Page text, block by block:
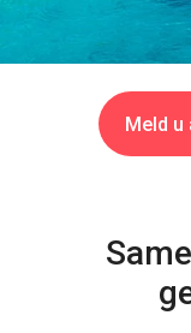
Meld u